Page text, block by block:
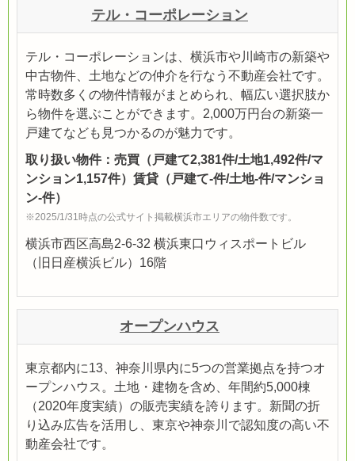
テル・コーポレーション
テル・コーポレーションは、横浜市や川崎市の新築や
中古物件、土地などの仲介を行なう不動産会社です。
常時数多くの物件情報がまとめられ、幅広い選択肢か
ら物件を選ぶことができます。2,000万円台の新築一
戸建てなども見つかるのが魅力です。
取り扱い物件：売買（戸建て2,381件/土地1,492件/マ
ンション1,157件）賃貸（戸建て-件/土地-件/マンショ
ン-件）
※2025/1/31時点の公式サイト掲載横浜市エリアの物件数です。
横浜市西区高島2-6-32 横浜東口ウィスポートビル
（旧日産横浜ビル）16階
オープンハウス
東京都内に13、神奈川県内に5つの営業拠点を持つオ
ープンハウス。土地・建物を含め、年間約5,000棟
（2020年度実績）の販売実績を誇ります。新聞の折
り込み広告を活用し、東京や神奈川で認知度の高い不
動産会社です。